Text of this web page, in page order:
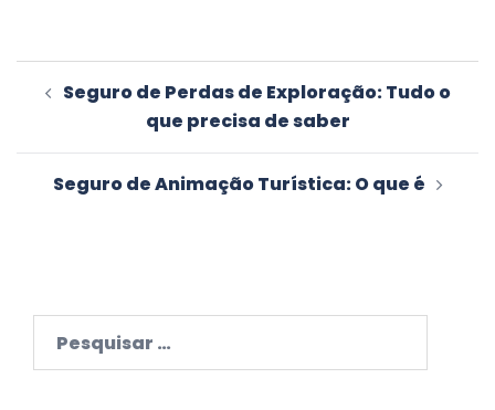
de Seguro de Perdas de Exploração: Tudo o
que precisa de saber
Seguro de Animação Turística: O que é
por: